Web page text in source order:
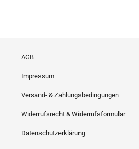
AGB
Impressum
Versand- & Zahlungsbedingungen
Widerrufsrecht & Widerrufsformular
Datenschutzerklärung